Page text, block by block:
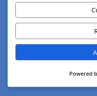
LinkedIn
© EuroMaint AB –
Powered